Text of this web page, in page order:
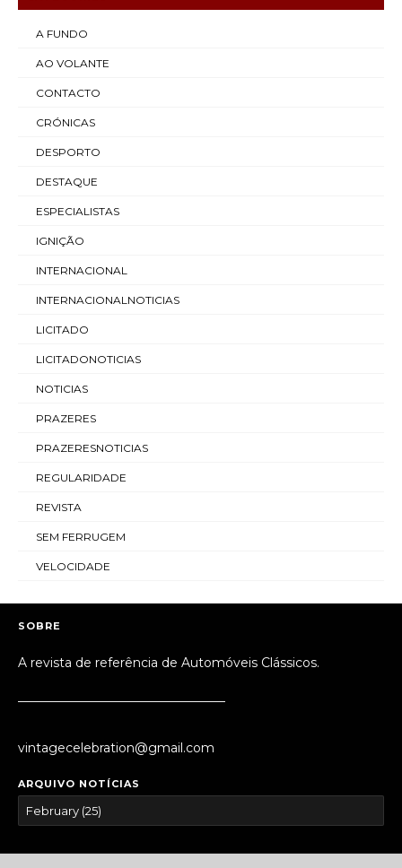
A FUNDO
AO VOLANTE
CONTACTO
CRÓNICAS
DESPORTO
DESTAQUE
ESPECIALISTAS
IGNIÇÃO
INTERNACIONAL
INTERNACIONALNOTICIAS
LICITADO
LICITADONOTICIAS
NOTICIAS
PRAZERES
PRAZERESNOTICIAS
REGULARIDADE
REVISTA
SEM FERRUGEM
VELOCIDADE
SOBRE
A revista de referência de Automóveis Clássicos.
vintagecelebration@gmail.com
ARQUIVO NOTÍCIAS